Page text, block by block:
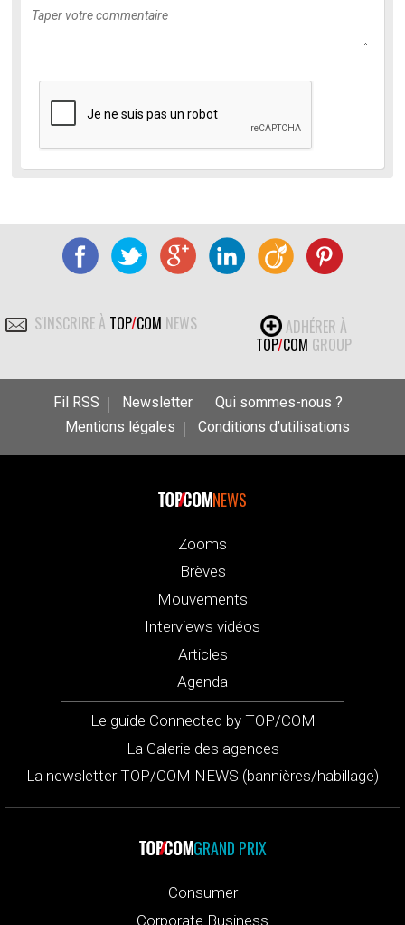
S'INSCRIRE À TOP/COM NEWS
ADHÉRER À
TOP/COM GROUP
Fil RSS Newsletter
Qui sommes-nous ?
Mentions légales
Conditions d’utilisations
NEWS
Zooms
Brèves
Mouvements
Interviews vidéos
Articles
Agenda
Le guide Connected by TOP/COM
La Galerie des agences
La newsletter TOP/COM NEWS (bannières/habillage)
GRAND PRIX
Consumer
Corporate Business